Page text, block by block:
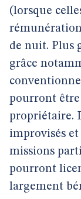
(lorsque
de nuit. Plus
grâce
pourront être
propriétaire.
improvisés
missions
pourront
largement